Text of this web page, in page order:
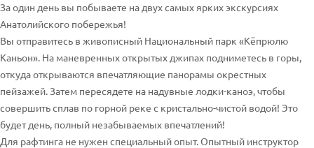
За один день вы побываете на двух самых ярких экскурсиях
Анатолийского побережья!
Вы отправитесь в живописный Национальный парк «Кёпрюлю
Каньон». На маневренных открытых джипах подниметесь в горы,
откуда открываются впечатляющие панорамы окрестных
пейзажей. Затем пересядете на надувные лодки-каноэ, чтобы
совершить сплав по горной реке с кристально-чистой водой! Это
будет день, полный незабываемых впечатлений!
Для рафтинга не нужен специальный опыт. Опытный инструктор